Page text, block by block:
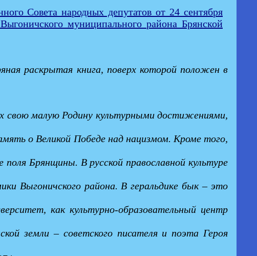
Совета народных депутатов от 24 сентября
муниципального района Брянской
раскрытая книга, поверх которой положен в
свою малую Родину культурными достижениями,
о Великой Победе над нацизмом. Кроме того,
Брянщины. В русской православной культуре
Выгоничского района. В геральдике бык – это
как культурно-образовательный центр
земли – советского писателя и поэта Героя